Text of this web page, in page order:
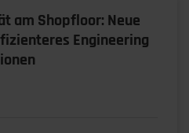
am Shopfloor: Neue
Engineering